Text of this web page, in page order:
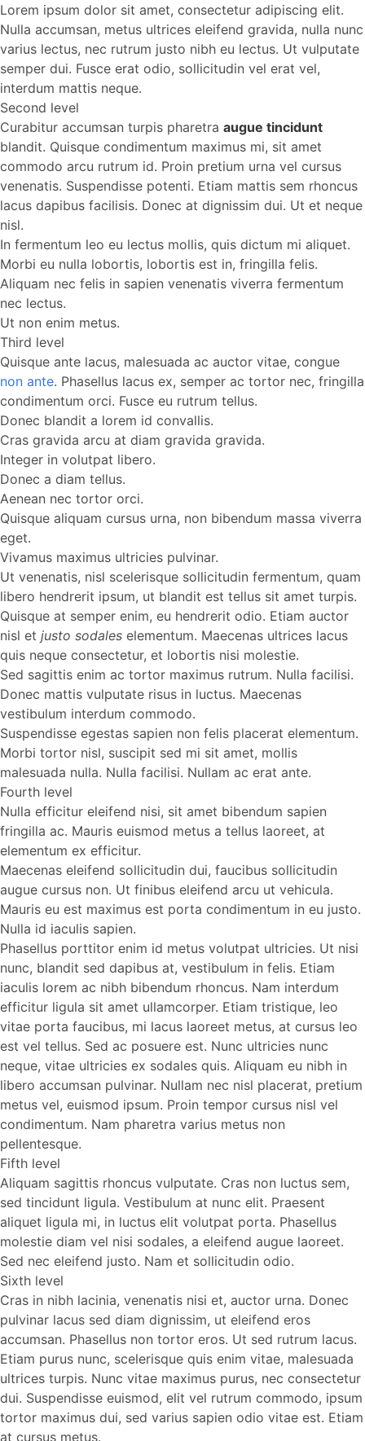
Lorem ipsum dolor sit amet, consectetur adipiscing elit.
Nulla accumsan, metus ultrices eleifend gravida, nulla nunc
varius lectus, nec rutrum justo nibh eu lectus. Ut vulputate
semper dui. Fusce erat odio, sollicitudin vel erat vel,
interdum mattis neque.
Second level
Curabitur accumsan turpis pharetra augue tincidunt
blandit. Quisque condimentum maximus mi, sit amet
commodo arcu rutrum id. Proin pretium urna vel cursus
venenatis. Suspendisse potenti. Etiam mattis sem rhoncus
lacus dapibus facilisis. Donec at dignissim dui. Ut et neque
nisl.
In fermentum leo eu lectus mollis, quis dictum mi aliquet.
Morbi eu nulla lobortis, lobortis est in, fringilla felis.
Aliquam nec felis in sapien venenatis viverra fermentum
nec lectus.
Ut non enim metus.
Third level
Quisque ante lacus, malesuada ac auctor vitae, congue
non ante. Phasellus lacus ex, semper ac tortor nec, fringilla
condimentum orci. Fusce eu rutrum tellus.
Donec blandit a lorem id convallis.
Cras gravida arcu at diam gravida gravida.
Integer in volutpat libero.
Donec a diam tellus.
Aenean nec tortor orci.
Quisque aliquam cursus urna, non bibendum massa viverra
eget.
Vivamus maximus ultricies pulvinar.
Ut venenatis, nisl scelerisque sollicitudin fermentum, quam
libero hendrerit ipsum, ut blandit est tellus sit amet turpis.
Quisque at semper enim, eu hendrerit odio. Etiam auctor
nisl et justo sodales elementum. Maecenas ultrices lacus
quis neque consectetur, et lobortis nisi molestie.
Sed sagittis enim ac tortor maximus rutrum. Nulla facilisi.
Donec mattis vulputate risus in luctus. Maecenas
vestibulum interdum commodo.
Suspendisse egestas sapien non felis placerat elementum.
Morbi tortor nisl, suscipit sed mi sit amet, mollis
malesuada nulla. Nulla facilisi. Nullam ac erat ante.
Fourth level
Nulla efficitur eleifend nisi, sit amet bibendum sapien
fringilla ac. Mauris euismod metus a tellus laoreet, at
elementum ex efficitur.
Maecenas eleifend sollicitudin dui, faucibus sollicitudin
augue cursus non. Ut finibus eleifend arcu ut vehicula.
Mauris eu est maximus est porta condimentum in eu justo.
Nulla id iaculis sapien.
Phasellus porttitor enim id metus volutpat ultricies. Ut nisi
nunc, blandit sed dapibus at, vestibulum in felis. Etiam
iaculis lorem ac nibh bibendum rhoncus. Nam interdum
efficitur ligula sit amet ullamcorper. Etiam tristique, leo
vitae porta faucibus, mi lacus laoreet metus, at cursus leo
est vel tellus. Sed ac posuere est. Nunc ultricies nunc
neque, vitae ultricies ex sodales quis. Aliquam eu nibh in
libero accumsan pulvinar. Nullam nec nisl placerat, pretium
metus vel, euismod ipsum. Proin tempor cursus nisl vel
condimentum. Nam pharetra varius metus non
pellentesque.
Fifth level
Aliquam sagittis rhoncus vulputate. Cras non luctus sem,
sed tincidunt ligula. Vestibulum at nunc elit. Praesent
aliquet ligula mi, in luctus elit volutpat porta. Phasellus
molestie diam vel nisi sodales, a eleifend augue laoreet.
Sed nec eleifend justo. Nam et sollicitudin odio.
Sixth level
Cras in nibh lacinia, venenatis nisi et, auctor urna. Donec
pulvinar lacus sed diam dignissim, ut eleifend eros
accumsan. Phasellus non tortor eros. Ut sed rutrum lacus.
Etiam purus nunc, scelerisque quis enim vitae, malesuada
ultrices turpis. Nunc vitae maximus purus, nec consectetur
dui. Suspendisse euismod, elit vel rutrum commodo, ipsum
tortor maximus dui, sed varius sapien odio vitae est. Etiam
at cursus metus.